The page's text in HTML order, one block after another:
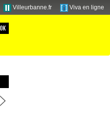
Villeurbanne.fr Viva en ligne